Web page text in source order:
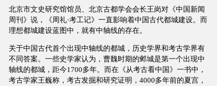
北京市文史研究馆馆员、北京古都学会会长王岗对《中国新闻
周刊》说，《周礼·考工记》一直影响着中国古代都城建设。而
理想都城建设蓝图中，就有中轴线的存在。
关于中国古代首个出现中轴线的都城，历史学界和考古学界有
不同答案。一些史学家认为，曹魏时期的邺城是第一个出现中
轴线的都城，距今1700多年。而在《从考古看中国》一书中，
考古学家王巍称，考古发掘和研究证明，4000多年前的夏宫，